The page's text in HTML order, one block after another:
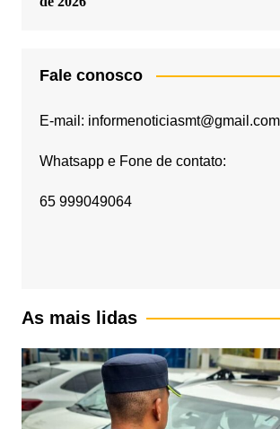
Fale conosco
E-mail: informenoticiasmt@gmail.com
Whatsapp e Fone de contato:
65 999049064
As mais lidas